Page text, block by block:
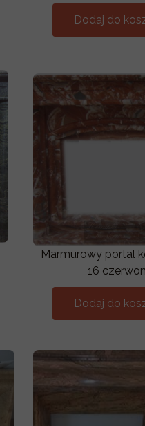
Dodaj do
Dodaj do
Marmurowy portal
16